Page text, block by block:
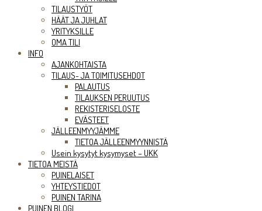
TILAUSTYÖT
HÄÄT JA JUHLAT
YRITYKSILLE
OMA TILI
INFO
AJANKOHTAISTA
TILAUS- JA TOIMITUSEHDOT
PALAUTUS
TILAUKSEN PERUUTUS
REKISTERISELOSTE
EVÄSTEET
JÄLLEENMYYJÄMME
TIETOA JÄLLEENMYYNNISTÄ
Usein kysytyt kysymyset – UKK
TIETOA MEISTÄ
PUINELAISET
YHTEYSTIEDOT
PUINEN TARINA
PUINEN BLOGI